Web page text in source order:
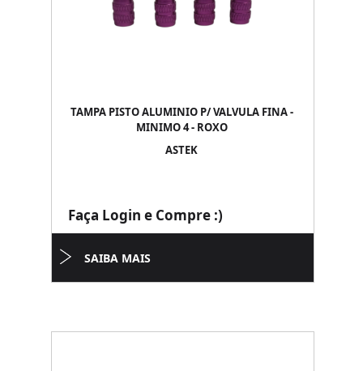
TAMPA PISTO ALUMINIO P/ VALVULA FINA -
MINIMO 4 - ROXO
ASTEK
Faça Login e Compre :)
SAIBA MAIS